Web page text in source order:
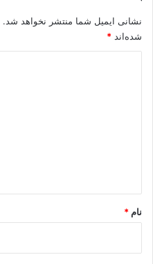
نشانی ایمیل شما منتشر نخواهد شد.
شده‌اند *
نام *